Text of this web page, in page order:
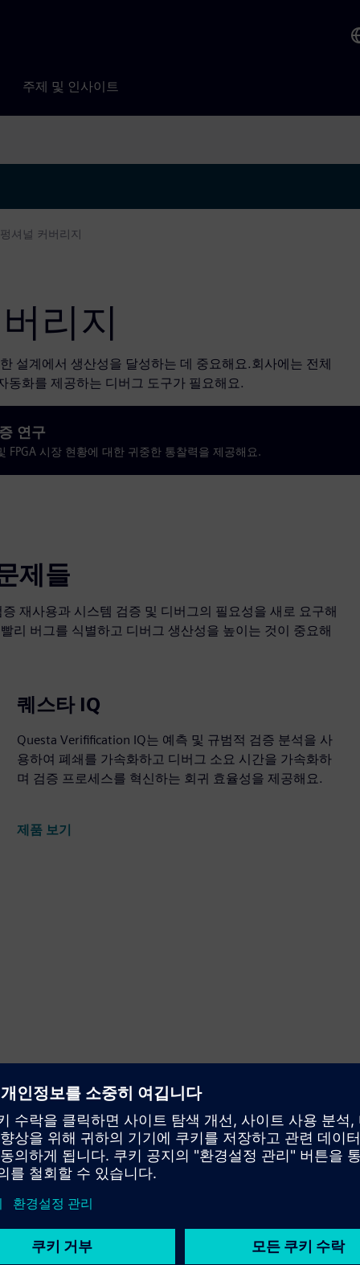
주제 및 인사이트
셔널 커버리지
리지
설계에서 생산성을 달성하는 데 중요해요.회사에는 전체
동화를 제공하는 디버그 도구가 필요해요.
연구
FPGA 시장 현황에 대한 귀중한 통찰력을 제공해요.
제들
재사용과 시스템 검증 및 디버그의 필요성을 새로 요구해
리 버그를 식별하고 디버그 생산성을 높이는 것이 중요해
퀘스타 IQ
Questa Verifification IQ는 예측 및 규범적 검증 분석을 사
용하여 폐쇄를 가속화하고 디버그 소요 시간을 가속화하
며 검증 프로세스를 혁신하는 회귀 효율성을 제공해요.
제품 보기